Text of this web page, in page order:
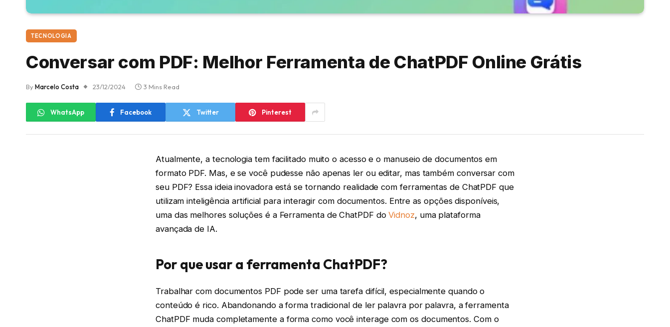
TECNOLOGIA
Conversar com PDF: Melhor Ferramenta de ChatPDF Online Grátis
ByMarcelo Costa 23/12/2024 3 Mins Read
WhatsApp Facebook Twitter Pinterest
Atualmente, a tecnologia tem facilitado muito o acesso e o manuseio de documentos em
formato PDF. Mas, e se você pudesse não apenas ler ou editar, mas também conversar com
seu PDF? Essa ideia inovadora está se tornando realidade com ferramentas de ChatPDF que
utilizam inteligência artificial para interagir com documentos. Entre as opções disponíveis,
uma das melhores soluções é a Ferramenta de ChatPDF doVidnoz, uma plataforma
avançada de IA.
Por que usar a ferramenta ChatPDF?
Trabalhar com documentos PDF pode ser uma tarefa difícil, especialmente quando o
conteúdo é rico. Abandonando a forma tradicional de ler palavra por palavra, a ferramenta
ChatPDF muda completamente a forma como você interage com os documentos. Com o